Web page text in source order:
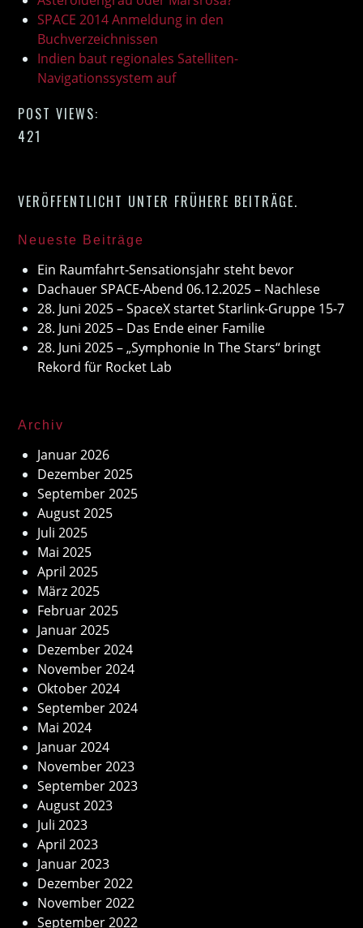
SPACE 2014 Anmeldung in den
Buchverzeichnissen
Indien baut regionales Satelliten-
Navigationssystem auf
POST VIEWS:
421
VERÖFFENTLICHT UNTER FRÜHERE BEITRÄGE.
Neueste Beiträge
Ein Raumfahrt-Sensationsjahr steht bevor
Dachauer SPACE-Abend 06.12.2025 – Nachlese
28. Juni 2025 – SpaceX startet Starlink-Gruppe 15-7
28. Juni 2025 – Das Ende einer Familie
28. Juni 2025 – „Symphonie In The Stars“ bringt
Rekord für Rocket Lab
Archiv
Januar 2026
Dezember 2025
September 2025
August 2025
Juli 2025
Mai 2025
April 2025
März 2025
Februar 2025
Januar 2025
Dezember 2024
November 2024
Oktober 2024
September 2024
Mai 2024
Januar 2024
November 2023
September 2023
August 2023
Juli 2023
April 2023
Januar 2023
Dezember 2022
November 2022
September 2022